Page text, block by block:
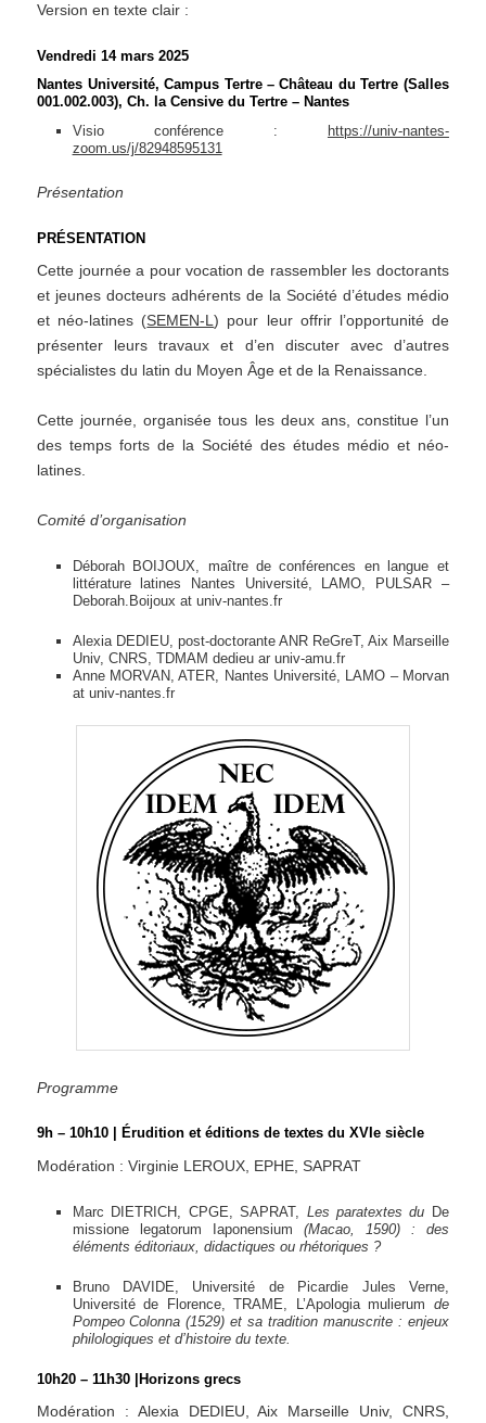
Version en texte clair :
Vendredi 14 mars 2025
Nantes Université, Campus Tertre – Château du Tertre (Salles
001.002.003), Ch. la Censive du Tertre – Nantes
Visio conférence :
https://univ-nantes-
zoom.us/j/82948595131
Présentation
PRÉSENTATION
Cette journée a pour vocation de rassembler les doctorants
et jeunes docteurs adhérents de la Société d’études médio
et néo-latines (SEMEN-L) pour leur offrir l’opportunité de
présenter leurs travaux et d’en discuter avec d’autres
spécialistes du latin du Moyen Âge et de la Renaissance.
Cette journée, organisée tous les deux ans, constitue l’un
des temps forts de la Société des études médio et néo-
latines.
Comité d’organisation
Déborah BOIJOUX, maître de conférences en langue et
littérature latines Nantes Université, LAMO, PULSAR –
Deborah.Boijoux at univ-nantes.fr
Alexia DEDIEU, post-doctorante ANR ReGreT, Aix Marseille
Univ, CNRS, TDMAM dedieu ar univ-amu.fr
Anne MORVAN, ATER, Nantes Université, LAMO – Morvan
at univ-nantes.fr
Programme
9h – 10h10 | Érudition et éditions de textes du XVIe siècle
Modération : Virginie LEROUX, EPHE, SAPRAT
Marc DIETRICH, CPGE, SAPRAT, Les paratextes du De
missione legatorum Iaponensium (Macao, 1590) : des
éléments éditoriaux, didactiques ou rhétoriques ?
Bruno DAVIDE, Université de Picardie Jules Verne,
Université de Florence, TRAME, L’Apologia mulierum de
Pompeo Colonna (1529) et sa tradition manuscrite : enjeux
philologiques et d’histoire du texte.
10h20 – 11h30 |Horizons grecs
Modération : Alexia DEDIEU, Aix Marseille Univ, CNRS,